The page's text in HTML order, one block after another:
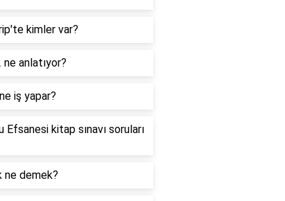
kimler var?
ne anlatıyor?
iş yapar?
Efsanesi kitap sınavı soruları
ne demek?